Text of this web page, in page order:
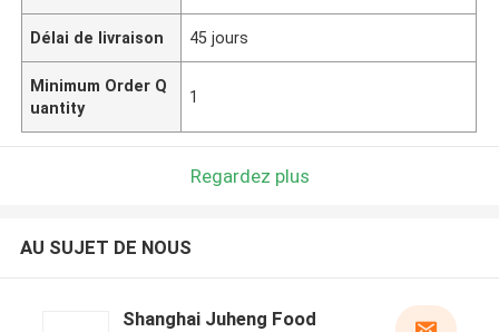
Délai de livraison 45 jours
Minimum Order Q
uantity
1
Regardez plus
AU SUJET DE NOUS
Shanghai Juheng Food